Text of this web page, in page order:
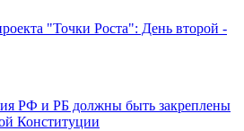
"Точки Роста": День второй -
РФ и РБ должны быть закреплены
Конституции